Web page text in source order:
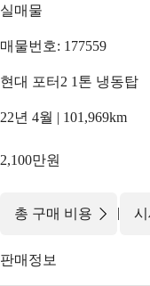
실매물
매물번호: 177559
현대 포터2 1톤 냉동탑
22년 4월 | 101,969km
2,100만원
총 구매 비용 | 시
판매정보